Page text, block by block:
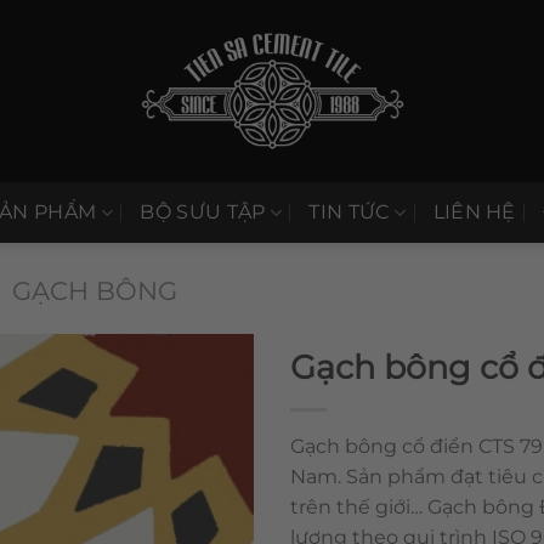
PHẨM BỘ SƯU TẬP TIN TỨC LIÊN HỆ
GẠCH BÔNG
Gạch bông cổ
Gạch bông cổ điển CTS
Nam. Sản phẩm đạt tiêu
trên thế giới… Gạch bông
lượng theo qui trình ISO